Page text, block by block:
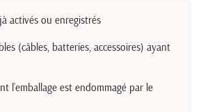
activés ou enregistrés
(câbles, batteries, accessoires) ayant
l’emballage est endommagé par le